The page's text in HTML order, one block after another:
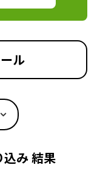
ル
込み 結果